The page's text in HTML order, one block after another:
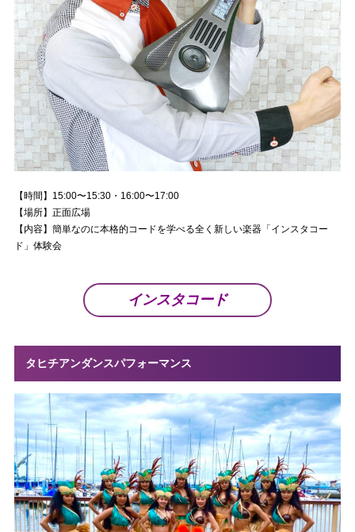
【時間】15:00〜15:30・16:00〜17:00
【場所】正面広場
【内容】簡単なのに本格的コードを学べる全く新しい楽器「インスタコー
ド」体験会
インスタコード
タヒチアンダンスパフォーマンス